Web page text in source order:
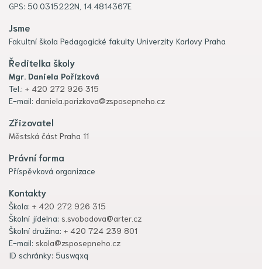
GPS: 50.0315222N, 14.4814367E
Jsme
Fakultní škola Pedagogické fakulty Univerzity Karlovy Praha
Ředitelka školy
Mgr. Daniela Pořízková
Tel.: + 420 272 926 315
E-mail: daniela.porizkova@zsposepneho.cz
Zřizovatel
Městská část Praha 11
Právní forma
Příspěvková organizace
Kontakty
Škola: + 420 272 926 315
Školní jídelna: s.svobodova@arter.cz
Školní družina: + 420 724 239 801
E-mail: skola@zsposepneho.cz
ID schránky: 5uswqxq